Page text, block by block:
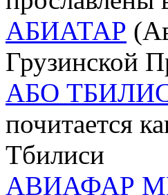
АБИАТАР
Грузинской
АБО
почитается
Тбилиси
АВИАФАР